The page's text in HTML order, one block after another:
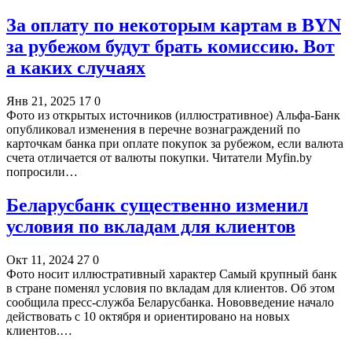
За оплату по некоторым картам в BYN
за рубежом будут брать комиссию. Вот
а каких случаях
Янв 21, 2025 17 0
Фото из открытых источников (иллюстративное) Альфа-Банк
опубликовал изменения в перечне вознаграждений по
карточкам банка при оплате покупок за рубежом, если валюта
счета отличается от валюты покупки. Читатели Myfin.by
попросили…
Беларусбанк существенно изменил
условия по вкладам для клиентов
Окт 11, 2024 27 0
Фото носит иллюстративный характер Самый крупный банк
в стране поменял условия по вкладам для клиентов. Об этом
сообщила пресс-служба Беларусбанка. Нововведение начало
действовать с 10 октября и ориентировано на новых
клиентов.…